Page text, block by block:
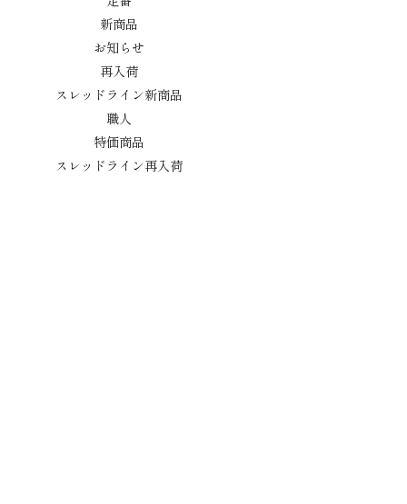
新商品
お知らせ
再入荷
スレッドライン新商品
職人
特価商品
スレッドライン再入荷